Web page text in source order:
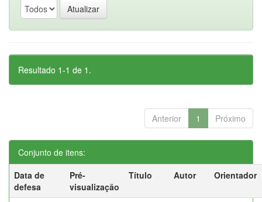
Resultado 1-1 de 1.
Anterior 1 Próximo
Conjunto de itens:
Data de
defesa
Pré-
visualização
Título Autor Orientador